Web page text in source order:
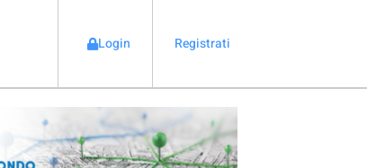
Login Registrati